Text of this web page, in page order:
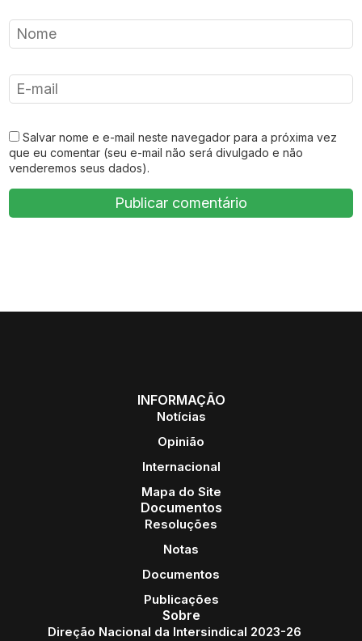
Salvar nome e e-mail neste navegador para a próxima vez
que eu comentar (seu e-mail não será divulgado e não
venderemos seus dados).
INFORMAÇÃO
Notícias
Opinião
Internacional
Mapa do Site
Documentos
Resoluções
Notas
Documentos
Publicações
Sobre
Direção Nacional da Intersindical 2023-26